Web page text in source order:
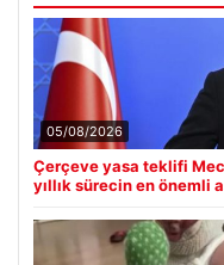
05/08/2026
Çerçeve yasa teklifi
yıllık sürecin en önemli